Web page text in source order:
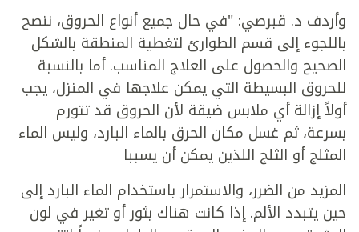
وأردف د. قبرصي: "في حال جميع أنواع الحروق، ننصح
باللجوء إلى قسم الطوارئ لتغطية المنطقة بالشكل
الصحيح والحصول على العلاج المناسب. أما بالنسبة
للحروق البسيطة التي يمكن علاجها في المنزل، يجب
أولاً إزالة أي ملابس ضيقة لأن الحروق قد تتورم
بسرعة، ثم غسل مكان الحرق بالماء البارد، وليس الماء
المثلج أو الثلج اللذين يمكن أن يسببا
المزيد من الضرر، والاستمرار باستخدام الماء البارد إلى
حين يتبدد الألم. إذا كانت هناك بثور أو تغير في لون